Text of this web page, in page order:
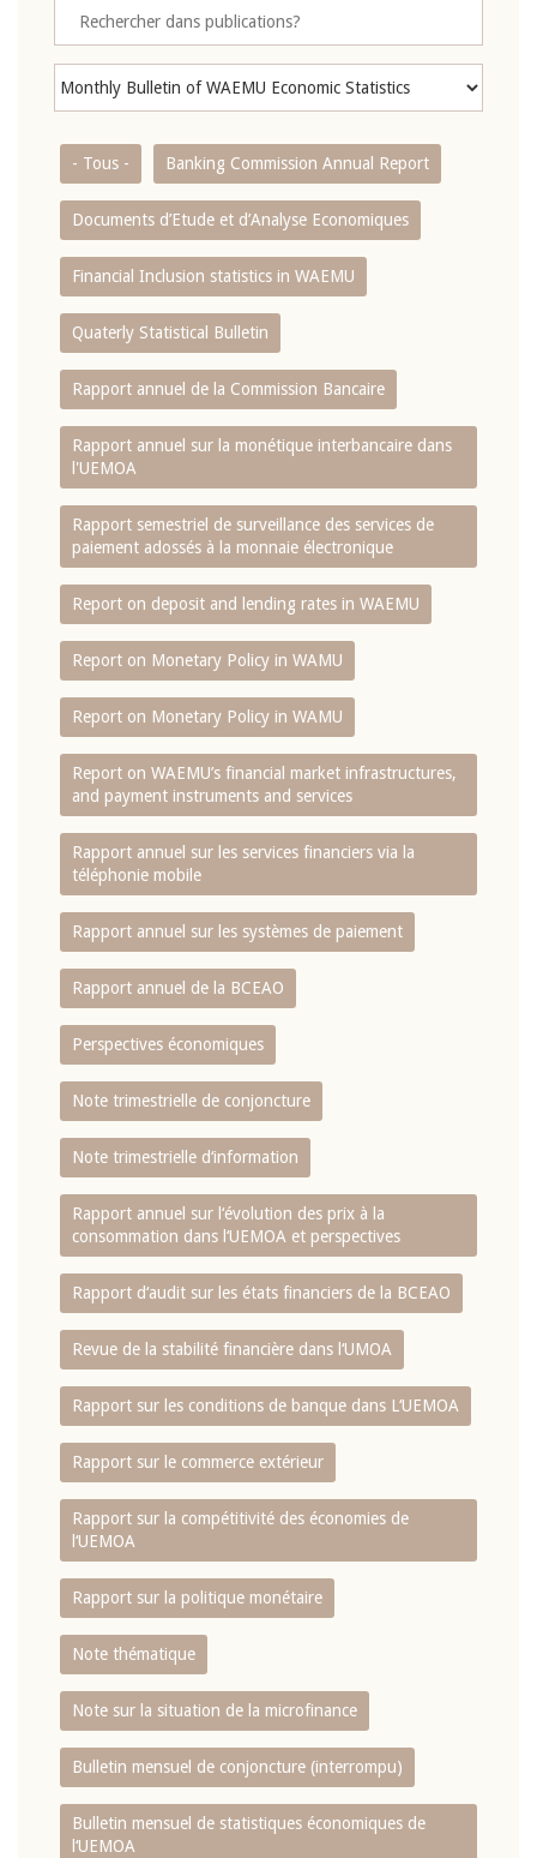
- Tous - Banking Commission Annual Report
Documents d’Etude et d’Analyse Economiques
Financial Inclusion statistics in WAEMU
Quaterly Statistical Bulletin
Rapport annuel de la Commission Bancaire
Rapport annuel sur la monétique interbancaire dans
l'UEMOA
Rapport semestriel de surveillance des services de
paiement adossés à la monnaie électronique
Report on deposit and lending rates in WAEMU
Report on Monetary Policy in WAMU
Report on Monetary Policy in WAMU
Report on WAEMU’s financial market infrastructures,
and payment instruments and services
Rapport annuel sur les services financiers via la
téléphonie mobile
Rapport annuel sur les systèmes de paiement
Rapport annuel de la BCEAO
Perspectives économiques
Note trimestrielle de conjoncture
Note trimestrielle d‘information
Rapport annuel sur l‘évolution des prix à la
consommation dans l‘UEMOA et perspectives
Rapport d‘audit sur les états financiers de la BCEAO
Revue de la stabilité financière dans l‘UMOA
Rapport sur les conditions de banque dans L‘UEMOA
Rapport sur le commerce extérieur
Rapport sur la compétitivité des économies de
l‘UEMOA
Rapport sur la politique monétaire
Note thématique
Note sur la situation de la microfinance
Bulletin mensuel de conjoncture (interrompu)
Bulletin mensuel de statistiques économiques de
l‘UEMOA